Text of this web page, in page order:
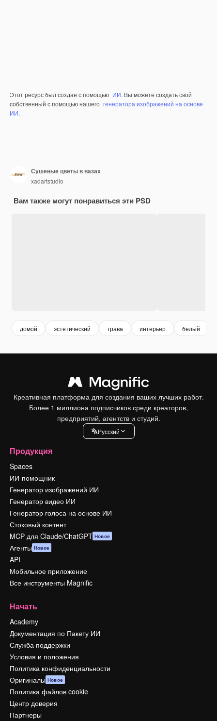
Этот ресурс был создан с помощью ИИ. Вы можете создать свой
собственный с помощью нашего генератора изображений на основе
ИИ.
Сушеные цветы в вазах
xadartstudio
Вам также могут понравиться эти PSD
домой эстетический трава интерьер белый
Креативная платформа для создания ваших лучших работ.
Более 1 миллиона подписчиков среди креаторов,
предприятий, агентств и студий.
Pусский
Продукция
Spaces
ИИ-помощник
Генератор изображений ИИ
Генератор видео ИИ
Генератор голоса на основе ИИ
Стоковый контент
MCP для Claude/ChatGPT Новое
Агенты Новое
API
Мобильное приложение
Все инструменты Magnific
Начать
Academy
Документация по Пакету ИИ
Служба поддержки
Условия и положения
Политика конфиденциальности
Оригиналы Новое
Политика файлов cookie
Центр доверия
Партнеры